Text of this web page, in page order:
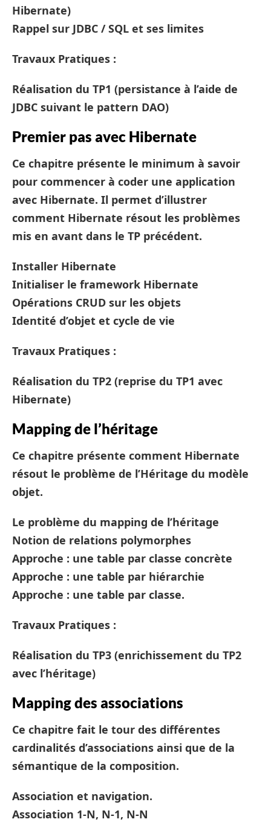
Hibernate)
Rappel sur JDBC / SQL et ses limites
Travaux Pratiques :
Réalisation du TP1 (persistance à l’aide de
JDBC suivant le pattern DAO)
Premier pas avec Hibernate
Ce chapitre présente le minimum à savoir
pour commencer à coder une application
avec Hibernate. Il permet d’illustrer
comment Hibernate résout les problèmes
mis en avant dans le TP précédent.
Installer Hibernate
Initialiser le framework Hibernate
Opérations CRUD sur les objets
Identité d’objet et cycle de vie
Travaux Pratiques :
Réalisation du TP2 (reprise du TP1 avec
Hibernate)
Mapping de l’héritage
Ce chapitre présente comment Hibernate
résout le problème de l’Héritage du modèle
objet.
Le problème du mapping de l’héritage
Notion de relations polymorphes
Approche : une table par classe concrète
Approche : une table par hiérarchie
Approche : une table par classe.
Travaux Pratiques :
Réalisation du TP3 (enrichissement du TP2
avec l’héritage)
Mapping des associations
Ce chapitre fait le tour des différentes
cardinalités d’associations ainsi que de la
sémantique de la composition.
Association et navigation.
Association 1-N, N-1, N-N